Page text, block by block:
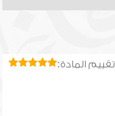
تقييم المادة: